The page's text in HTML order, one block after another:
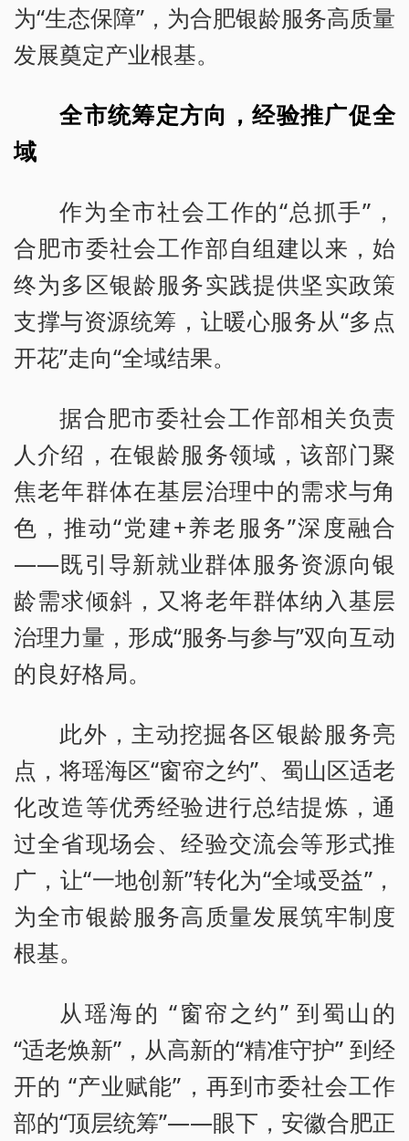
为“生态保障”，为合肥银龄服务高质量
发展奠定产业根基。
全市统筹定方向，经验推广促全
域
作为全市社会工作的“总抓手”，
合肥市委社会工作部自组建以来，始
终为多区银龄服务实践提供坚实政策
支撑与资源统筹，让暖心服务从“多点
开花”走向“全域结果。
据合肥市委社会工作部相关负责
人介绍，在银龄服务领域，该部门聚
焦老年群体在基层治理中的需求与角
色，推动“党建+养老服务”深度融合
——既引导新就业群体服务资源向银
龄需求倾斜，又将老年群体纳入基层
治理力量，形成“服务与参与”双向互动
的良好格局。
此外，主动挖掘各区银龄服务亮
点，将瑶海区“窗帘之约”、蜀山区适老
化改造等优秀经验进行总结提炼，通
过全省现场会、经验交流会等形式推
广，让“一地创新”转化为“全域受益”，
为全市银龄服务高质量发展筑牢制度
根基。
从瑶海的 “窗帘之约” 到蜀山的
“适老焕新”，从高新的“精准守护” 到经
开的 “产业赋能”，再到市委社会工作
部的“顶层统筹”——眼下，安徽合肥正